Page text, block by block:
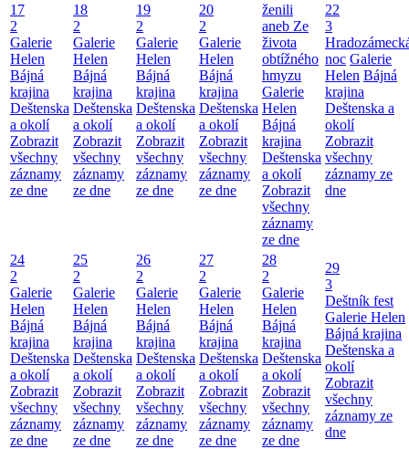
17
2
Galerie
Helen
Bájná
krajina
Deštenska
a okolí
Zobrazit
všechny
záznamy
ze dne
18
2
Galerie
Helen
Bájná
krajina
Deštenska
a okolí
Zobrazit
všechny
záznamy
ze dne
19
2
Galerie
Helen
Bájná
krajina
Deštenska
a okolí
Zobrazit
všechny
záznamy
ze dne
20
2
Galerie
Helen
Bájná
krajina
Deštenska
a okolí
Zobrazit
všechny
záznamy
ze dne
ženili
aneb Ze
života
obtížného
hmyzu
Galerie
Helen
Bájná
krajina
Deštenska
a okolí
Zobrazit
všechny
záznamy
ze dne
22
3
noc Galerie
Helen Bájná
krajina
Deštenska a
okolí
Zobrazit
všechny
záznamy ze
dne
24
2
Galerie
Helen
Bájná
krajina
Deštenska
a okolí
Zobrazit
všechny
záznamy
ze dne
25
2
Galerie
Helen
Bájná
krajina
Deštenska
a okolí
Zobrazit
všechny
záznamy
ze dne
26
2
Galerie
Helen
Bájná
krajina
Deštenska
a okolí
Zobrazit
všechny
záznamy
ze dne
27
2
Galerie
Helen
Bájná
krajina
Deštenska
a okolí
Zobrazit
všechny
záznamy
ze dne
28
2
Galerie
Helen
Bájná
krajina
Deštenska
a okolí
Zobrazit
všechny
záznamy
ze dne
29
3
Deštník fest
Galerie Helen
Bájná krajina
Deštenska a
okolí
Zobrazit
všechny
záznamy ze
dne